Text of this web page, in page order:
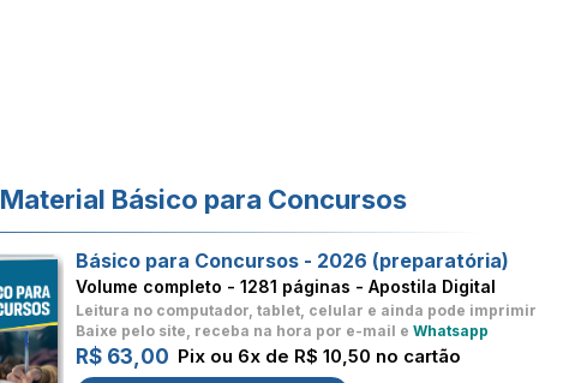
Material Básico para Concursos
Básico para Concursos - 2026 (preparatória)
Volume completo - 1281 páginas - Apostila Digital
Leitura no computador, tablet, celular e ainda pode imprimir
Baixe pelo site, receba na hora por e-mail e Whatsapp
R$ 63,00 Pix ou 6x de R$ 10,50 no cartão